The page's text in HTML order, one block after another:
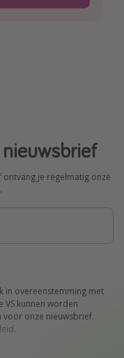
je regelmatig onze
in overeenstemming met
VS kunnen worden
voor onze nieuwsbrief.
.